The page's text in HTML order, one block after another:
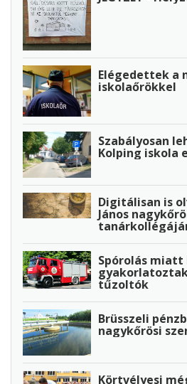
Elégedettek a
iskolaőrökkel
Szabályosan
Kolping iskola
Digitálisan is
János
Spórolás miatt
tűzoltók
Brüsszeli
nagykőrösi
Körtvélyesi